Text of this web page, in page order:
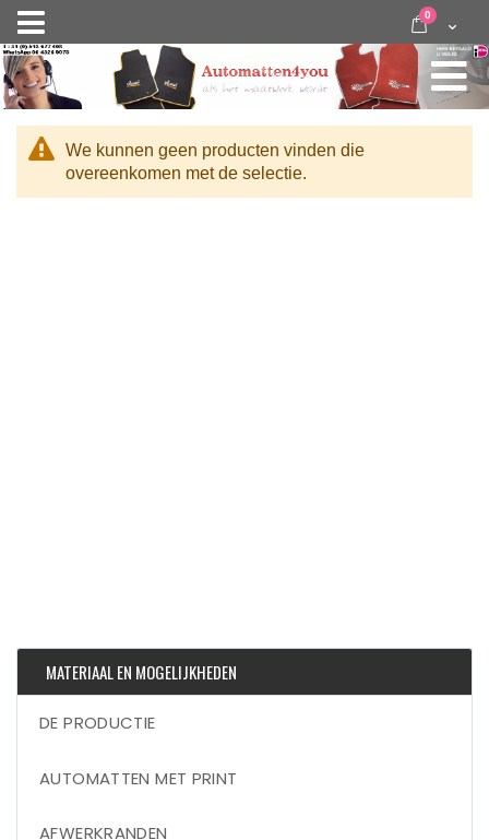
Nav
activeren
door
inhoud
Cart
0 items
We kunnen geen producten vinden die
overeenkomen met de selectie.
MATERIAAL EN MOGELIJKHEDEN
DE PRODUCTIE
AUTOMATTEN MET PRINT
AFWERKRANDEN